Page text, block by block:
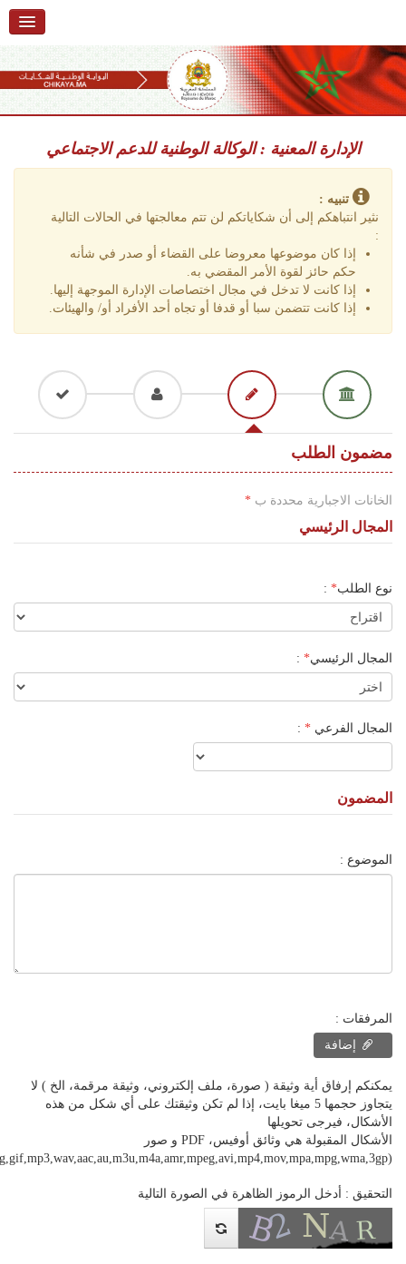
الرئيسية
حول البوابة
تقديم شكاية
تتبع شكاية
تقديم ملاحظة
تقديم إقتراح
أسئلة وأجوبة
أرقام الشكايات
اللغة
Français
content
الإدارة المعنية : الوكالة الوطنية للدعم الاجتماعي
تنبيه :
نثير انتباهكم إلى أن شكاياتكم لن تتم معالجتها في الحالات التالية
:
إذا كان موضوعها معروضا على القضاء أو صدر في شأنه
حكم حائز لقوة الأمر المقضي به.
إذا كانت لا تدخل في مجال اختصاصات الإدارة الموجهة إليها.
إذا كانت تتضمن سبا أو قدفا أو تجاه أحد الأفراد أو/ والهيئات.
مضمون الطلب
الخانات الاجبارية محددة ب *
المجال الرئيسي
نوع الطلب*
:
المجال الرئيسي*
:
المجال الفرعي *
:
المضمون
الموضوع :
المرفقات :
إضافة
يمكنكم إرفاق أية وثيقة ( صورة، ملف إلكتروني، وثيقة مرقمة، الخ ) لا
يتجاوز حجمها 5 ميغا بايت، إذا لم تكن وثيقتك على أي شكل من هذه
الأشكال، فيرجى تحويلها
الأشكال المقبولة هي وثائق أوفيس، PDF و صور
(pdf,jpeg,jpg,png,gif,mp3,wav,aac,au,m3u,m4a,amr,mpeg,avi,mp4,mov,mpa,mpg,wma,3gp)
التحقيق : أدخل الرموز الظاهرة في الصورة التالية